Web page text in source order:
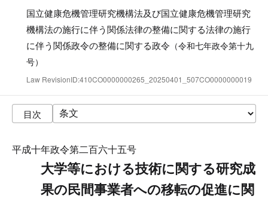
国立健康危機管理研究機構法及び国立健康危機管理研究
機構法の施行に伴う関係法律の整備に関する法律の施行
に伴う関係政令の整備に関する政令 （令和七年政令第十九
号）
Law RevisionID:410CO0000000265_20250401_507CO0000000019
目次
平成十年政令第二百六十五号
大学等における技術に関する研究成
果の民間事業者への移転の促進に関